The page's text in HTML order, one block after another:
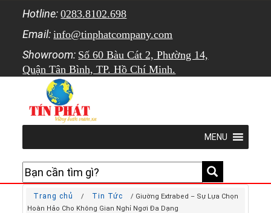
Hotline: 0283.8102.698
Email: info@tinphatcompany.com
Showroom: Số 60 Bàu Cát 2, Phường 14,
Quận Tân Bình, TP. Hồ Chí Minh.
MENU
Trang chủ / Tin Tức
/ Giường Extrabed – Sự Lựa Chọn
Hoàn Hảo Cho Không Gian Nghỉ Ngơi Đa Dạng